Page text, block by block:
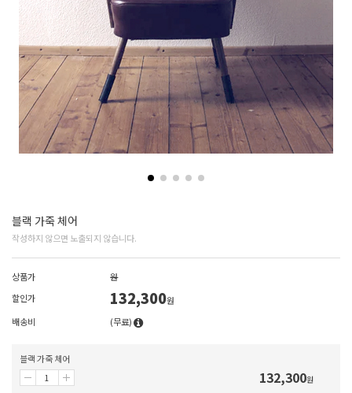
블랙 가죽 체어
작성하지 않으면 노출되지 않습니다.
상품가
원
할인가
132,300원
배송비
(무료)
블랙 가죽 체어
132,300원